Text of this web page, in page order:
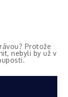
Protože
nebyli by už v